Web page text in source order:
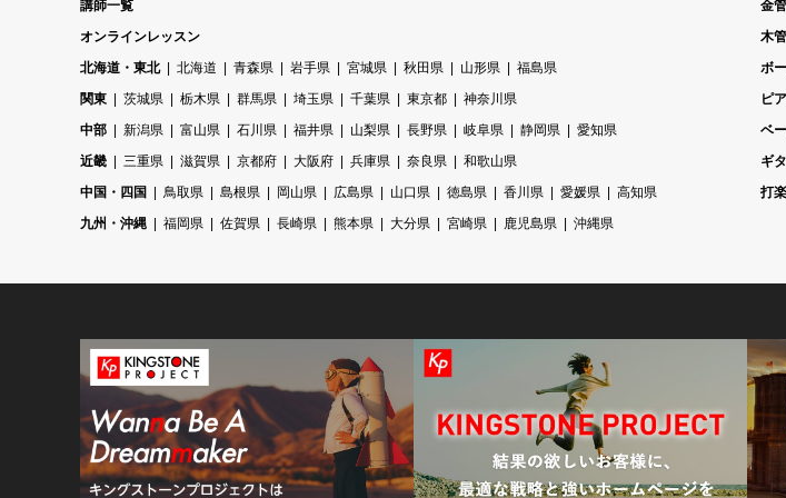
講師一覧
オンラインレッスン
北海道・東北
北海道 青森県 岩手県 宮城県 秋田県 山形県
福島県
関東
茨城県 栃木県 群馬県 埼玉県 千葉県 東京都
神奈川県
中部
新潟県 富山県 石川県 福井県 山梨県 長野県 岐阜県 静岡県
愛知県
近畿
三重県 滋賀県 京都府 大阪府 兵庫県 奈良県
和歌山県
中国・四国
鳥取県 島根県 岡山県 広島県 山口県 徳島県 香川県 愛媛県
高知県
九州・沖縄
福岡県 佐賀県 長崎県 熊本県 大分県 宮崎県 鹿児島県 沖縄県
金
木
ボ
ピ
ベ
ギ
打